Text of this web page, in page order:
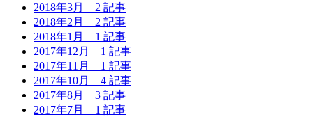
2018年3月 2 記事
2018年2月 2 記事
2018年1月 1 記事
2017年12月 1 記事
2017年11月 1 記事
2017年10月 4 記事
2017年8月 3 記事
2017年7月 1 記事